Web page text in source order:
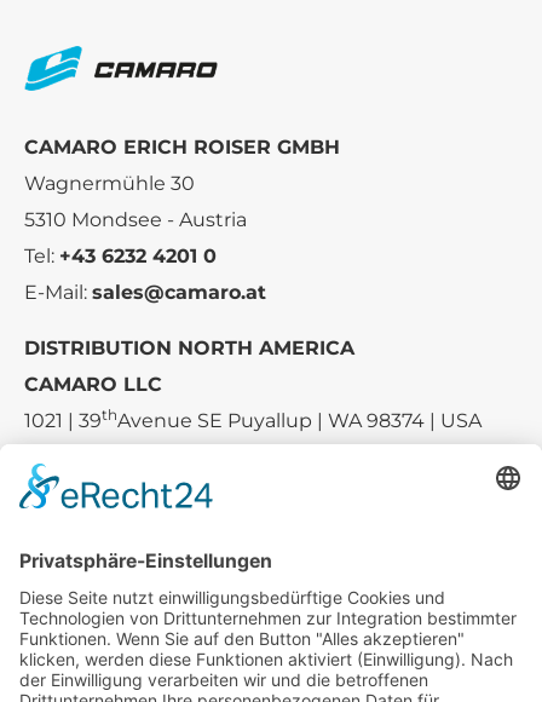
CAMARO ERICH ROISER GMBH
Wagnermühle 30
5310 Mondsee - Austria
Tel: +43 6232 4201 0
E-Mail: sales@camaro.at
DISTRIBUTION NORTH AMERICA
CAMARO LLC
1021 | 39thAvenue SE Puyallup | WA 98374 | USA
Tel.:+1 253-867-57 35
Unternehmen
Service